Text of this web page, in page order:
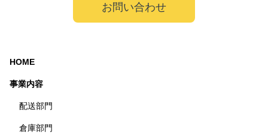
お問い合わせ
HOME
事業内容
配送部門
倉庫部門